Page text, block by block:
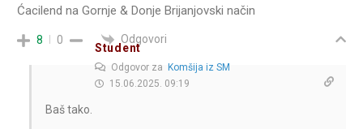
Ćacilend na Gornje & Donje Brijanjovski način
8 0 Odgovori
Student
Odgovor za
Komšija iz SM
15.06.2025. 09:19
Baš tako.